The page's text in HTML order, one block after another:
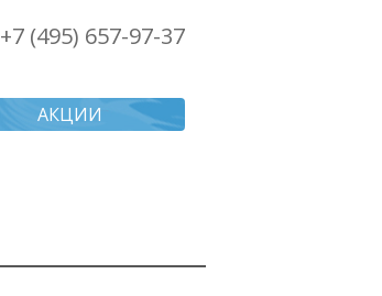
+7 (495) 657-97-37
АКЦИИ